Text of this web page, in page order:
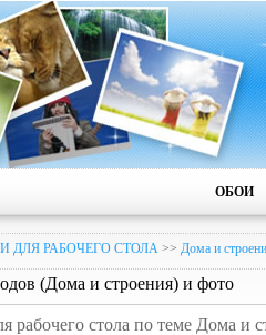
ОБОИ
ДЛЯ РАБОЧЕГО СТОЛА >> Дома и
(Дома и строения) и фото
рабочего стола по теме Дома и